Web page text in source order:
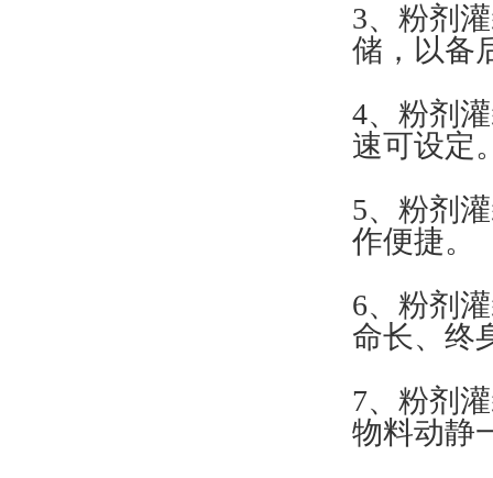
3、粉剂
储，以备
4、粉剂
速可设定
5、粉剂
作便捷。
6、粉剂
命长、终
7、粉剂
物料动静